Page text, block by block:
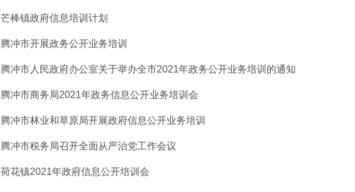
芒棒镇政府信息培训计划
腾冲市开展政务公开业务培训
腾冲市人民政府办公室关于举办全市2021年政务公开业务培训的通知
腾冲市商务局2021年政务信息公开业务培训会
腾冲市林业和草原局开展政府信息公开业务培训
腾冲市税务局召开全面从严治党工作会议
荷花镇2021年政府信息公开培训会